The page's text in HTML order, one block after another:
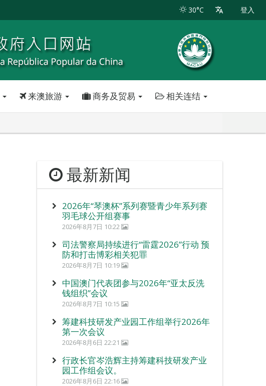
30°C 登入
来澳旅游 商务及贸易 相关连结
最新新闻
2026年“琴澳杯”系列赛暨青少年系列赛
羽毛球公开组赛事
2026年8月7日 10:22
司法警察局持续进行“雷霆2026”行动 预
防和打击博彩相关犯罪
2026年8月7日 10:19
中国澳门代表团参与2026年“亚太反洗
钱组织”会议
2026年8月7日 10:15
筹建科技研发产业园工作组举行2026年
第一次会议
2026年8月6日 22:21
行政长官岑浩辉主持筹建科技研发产业
园工作组会议。
2026年8月6日 22:16